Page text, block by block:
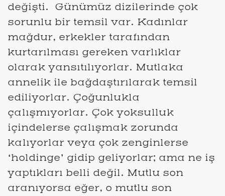
değişti. Günümüz dizilerinde çok
sorunlu bir temsil var. Kadınlar
mağdur, erkekler tarafından
kurtarılması gereken varlıklar
olarak yansıtılıyorlar. Mutlaka
annelik ile bağdaştırılarak temsil
ediliyorlar. Çoğunlukla
çalışmıyorlar. Çok yoksulluk
içindelerse çalışmak zorunda
kalıyorlar veya çok zenginlerse
‘holdinge’ gidip geliyorlar; ama ne iş
yaptıkları belli değil. Mutlu son
aranıyorsa eğer, o mutlu son